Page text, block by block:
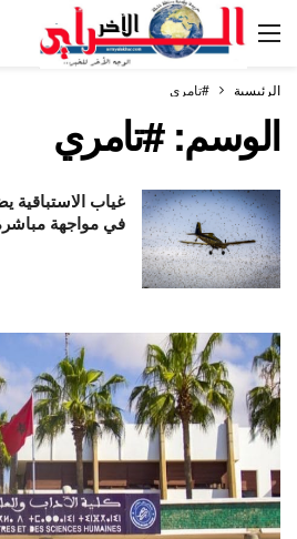
الرئيسية #تامري
الوسم:#تامري
غياب الاستباقية
في مواجهة